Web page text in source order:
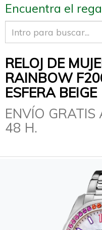
Encuentra el
RELOJ DE
RAINBOW
ESFERA BEIGE
ENVÍO
48 H.